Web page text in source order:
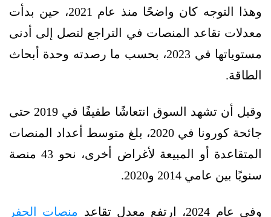
وهذا التوجه كان واضحًا منذ عام 2021، حين بدأت
معدلات تقاعد المنصات في التراجع لتصل إلى أدنى
مستوياتها في 2023، بحسب ما رصدته وحدة أبحاث
الطاقة.
وقبل أن تشهد السوق انتعاشًا طفيفًا في 2019 حتى
جائحة كورونا في 2020، بلغ متوسط أعداد المنصات
المتقاعدة أو المبيعة لأغراض أخرى، نحو 43 منصة
سنويًا بين عامي 2014 و2020.
وفي عام 2024، ارتفع معدل تقاعد منصات الحفر